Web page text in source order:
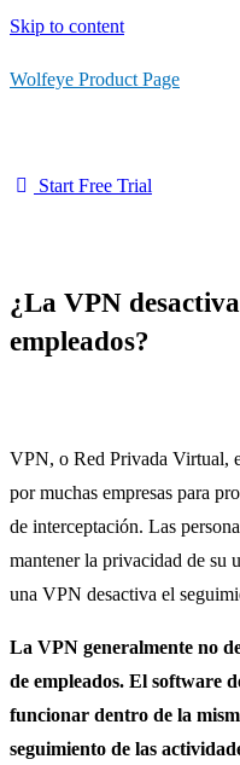
Skip to content
Wolfeye Product Page
Start Free Trial
¿La VPN
empleados?
VPN, o Red Privada Virtual,
por muchas empresas para
de interceptación. Las
mantener la privacidad de su
una VPN desactiva el
La VPN generalmente no
de empleados. El software
funcionar dentro de la
seguimiento de las